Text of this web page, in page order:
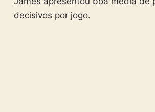
decisivos por jogo.